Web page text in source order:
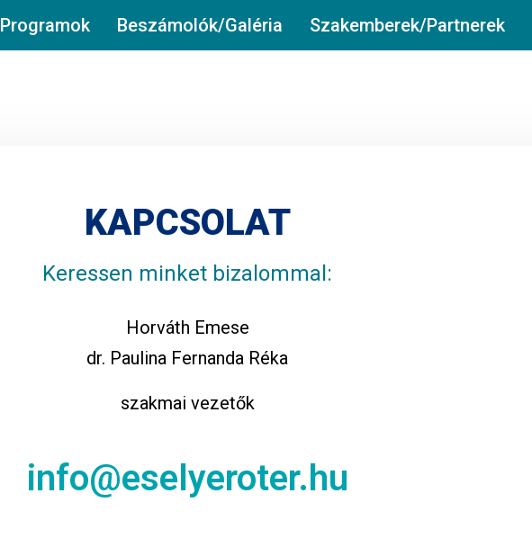
Programok Beszámolók/Galéria Szakemberek/Partnerek
KAPCSOLAT
Keressen minket bizalommal:
Horváth Emese
dr. Paulina Fernanda Réka
szakmai vezetők
info@eselyeroter.hu